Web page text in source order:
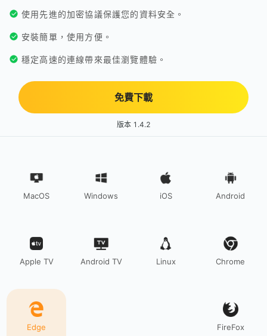
使用先進的加密協議保護您的資料安全。
安裝簡單，使用方便。
穩定高速的連線帶來最佳瀏覽體驗。
免費下載
版本 1.4.2
MacOS Windows iOS Android
Apple TV Android TV Linux Chrome
Edge FireFox